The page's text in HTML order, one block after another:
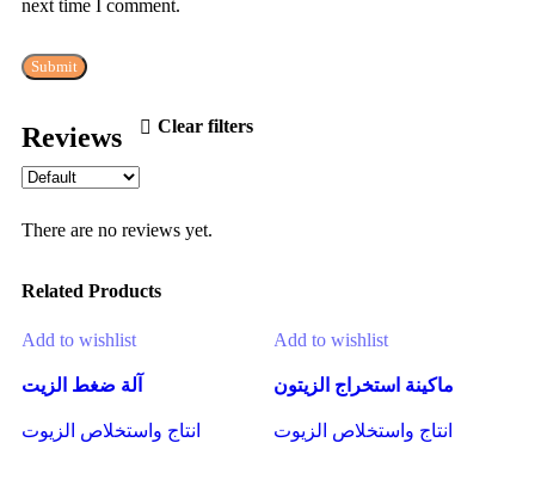
Reviews Clear filters
There are no reviews yet.
next time I comment.
Related Products
Add to wishlist
آلة ضغط الزيت
انتاج واستخلاص الزيوت
Add to wishlist
ماكينة استخراج الزيتون
انتاج واستخلاص الزيوت